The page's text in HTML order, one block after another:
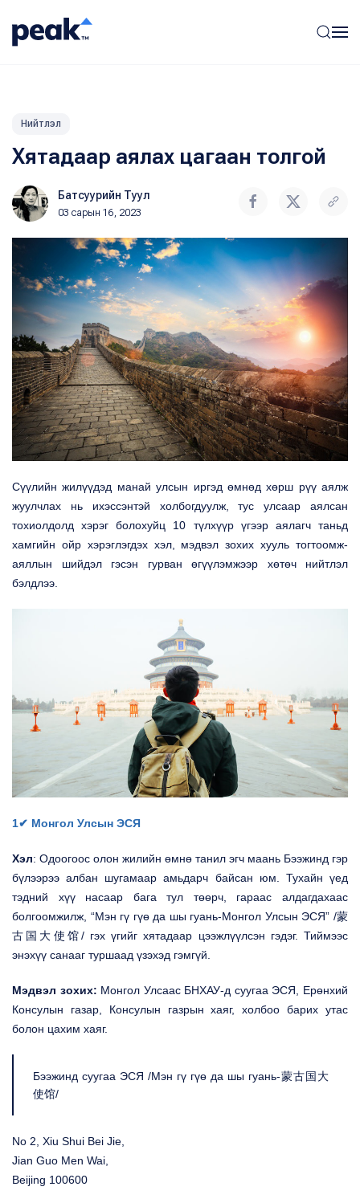
Нийтлэл
Хятадаар аялах цагаан толгой
Батсуурийн Туул
03 сарын 16, 2023
Сүүлийн жилүүдэд манай улсын иргэд өмнөд хөрш рүү аялж
жуулчлах нь ихэссэнтэй холбогдуулж, тус улсаар аялсан
тохиолдолд хэрэг болохуйц 10 түлхүүр үгээр аялагч таньд
хамгийн ойр хэрэглэгдэх хэл, мэдвэл зохих хууль тогтоомж-
аяллын шийдэл гэсэн гурван өгүүлэмжээр хөтөч нийтлэл
бэлдлээ.
1✔ Монгол Улсын ЭСЯ
Хэл: Одоогоос олон жилийн өмнө танил эгч маань Бээжинд гэр
бүлээрээ албан шугамаар амьдарч байсан юм. Тухайн үед
тэдний хүү насаар бага тул төөрч, гараас алдагдахаас
болгоомжилж, “Мэн гү гүө да шы гуань-Монгол Улсын ЭСЯ” /蒙
古国大使馆/ гэх үгийг хятадаар цээжлүүлсэн гэдэг. Тиймээс
энэхүү санааг туршаад үзэхэд гэмгүй.
Мэдвэл зохих: Монгол Улсаас БНХАУ-д суугаа ЭСЯ, Ерөнхий
Консулын газар, Консулын газрын хаяг, холбоо барих утас
болон цахим хаяг.
Бээжинд суугаа ЭСЯ /Мэн гү гүө да шы гуань-蒙古国大
使馆/
No 2, Xiu Shui Bei Jie,
Jian Guo Men Wai,
Beijing 100600